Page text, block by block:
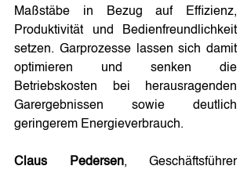
Maßstäbe in Bezug auf Effizienz,
Produktivität und Bedienfreundlichkeit
setzen. Garprozesse lassen sich damit
optimieren und senken die
Betriebskosten bei herausragenden
Garergebnissen sowie deutlich
geringerem Energieverbrauch.
Claus Pedersen, Geschäftsführer